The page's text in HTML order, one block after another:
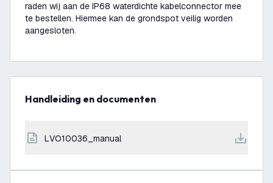
raden wij aan de IP68 waterdichte kabelconnector mee
te bestellen. Hiermee kan de grondspot veilig worden
aangesloten.
Handleiding en documenten
LVO10036_manual